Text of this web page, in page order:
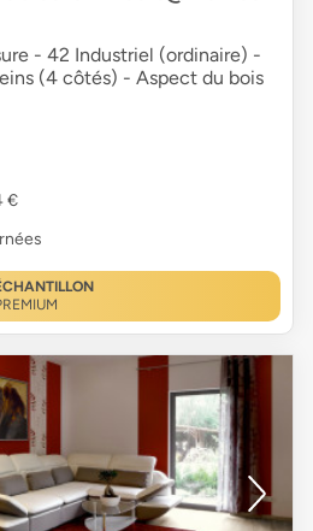
- 42 Industriel (ordinaire) -
(4 côtés) - Aspect du bois
€